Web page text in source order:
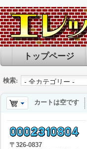
トップページ
検索:
カートは空です
〒 326-0837